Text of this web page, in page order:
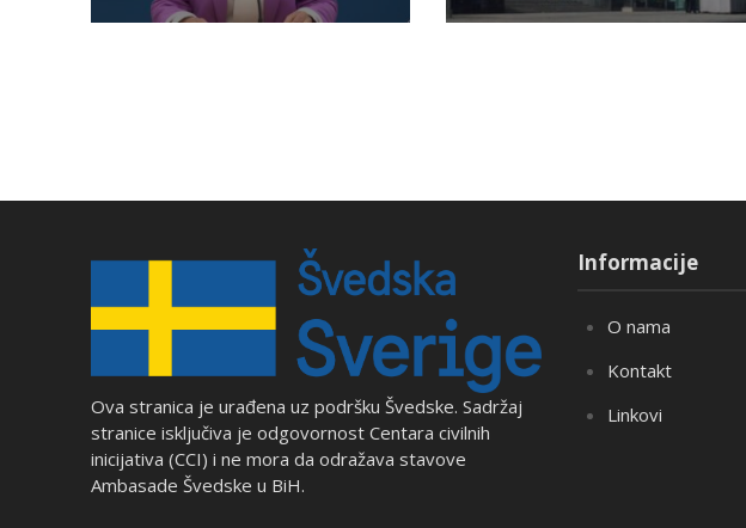
Ova stranica je urađena uz podršku Švedske. Sadržaj
stranice isključiva je odgovornost Centara civilnih
inicijativa (CCI) i ne mora da odražava stavove
Ambasade Švedske u BiH.
Informacije
O nama
Kontakt
Linkovi